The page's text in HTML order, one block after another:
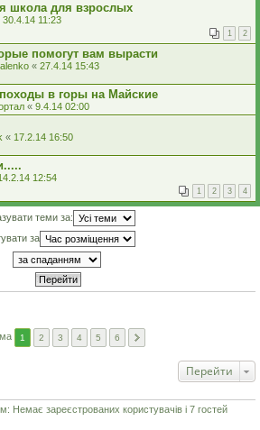
школа для взрослых
30.4.14 11:23
1 2
помогут вам вырасти
« 27.4.14 15:43
в горы на Майские
« 9.4.14 02:00
« 17.2.14 16:50
12:54
1 2 3 4
теми за:
за
1 2 3 4 5 6
Перейти
Немає зареєстрованих користувачів і 7 гостей